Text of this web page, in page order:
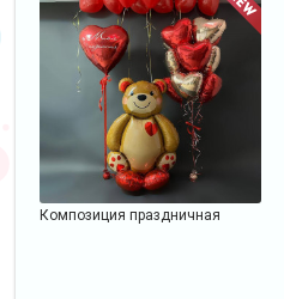
Композиция праздничная